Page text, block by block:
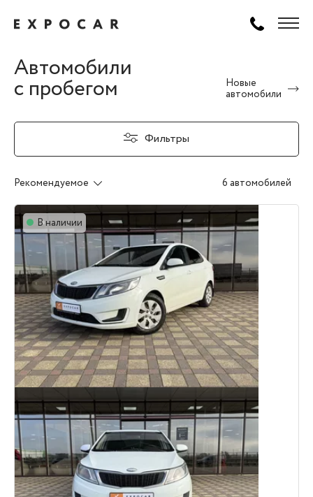
Автомобили
с пробегом
Новые
автомобили
Фильтры
Рекомендуемое 6 автомобилей
В наличии